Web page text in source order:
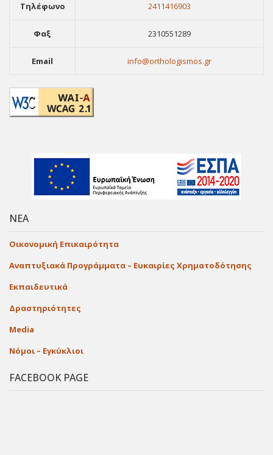
Τηλέφωνο 2411416903
Φαξ 2310551289
Email info@orthologismos.gr
ΝΕΑ
Οικονομική Επικαιρότητα
Αναπτυξιακά Προγράμματα – Ευκαιρίες Χρηματοδότησης
Εκπαιδευτικά
Δραστηριότητες
Media
Νόμοι – Εγκύκλιοι
FACEBOOK PAGE